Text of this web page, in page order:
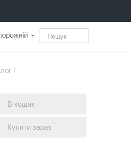
/
В кошик
Купити зараз